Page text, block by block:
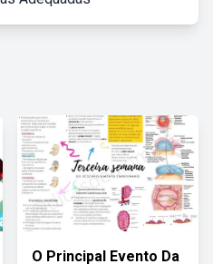
O Principal Evento Da